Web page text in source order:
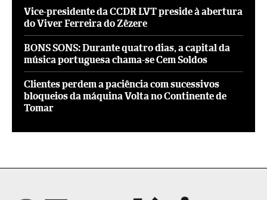
Vice-presidente da CCDR LVT preside à abertura
do Viver Ferreira do Zêzere
BONS SONS: Durante quatro dias, a capital da
música portuguesa chama-se Cem Soldos
Clientes perdem a paciência com sucessivos
bloqueios da máquina Volta no Continente de
Tomar